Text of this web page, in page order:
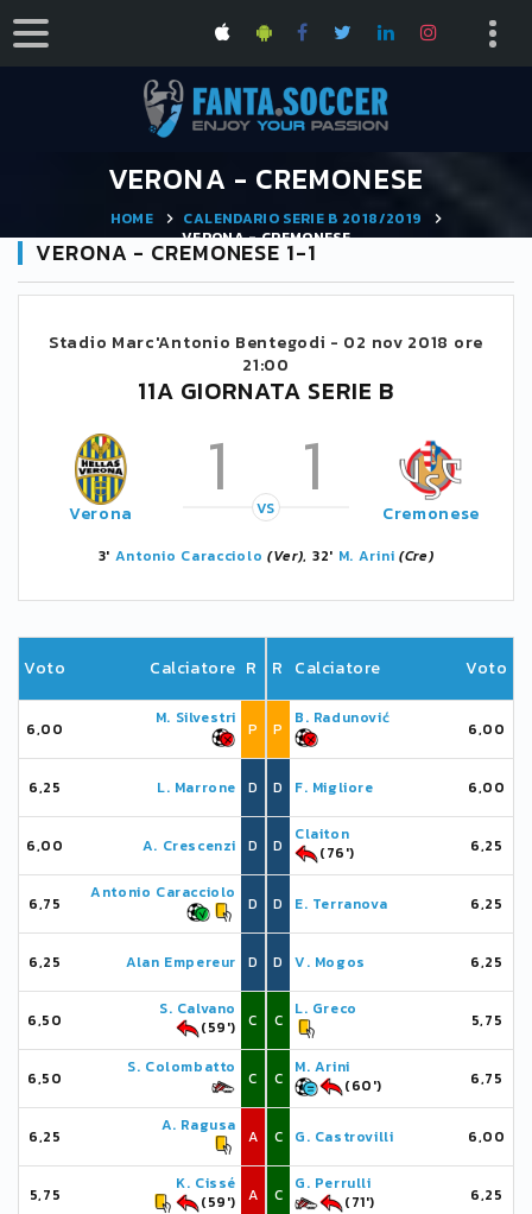
VERONA - CREMONESE
HOME
CALENDARIO SERIE B 2018/2019
VERONA - CREMONESE
VERONA - CREMONESE 1-1
Stadio Marc'Antonio Bentegodi - 02 nov 2018 ore
21:00
11A GIORNATA SERIE B
Verona 1 1
VS Cremonese
3' Antonio Caracciolo (Ver), 32' M. Arini (Cre)
Voto Calciatore R
6,00
M. Silvestri
P
6,25 L. Marrone D
6,00 A. Crescenzi D
6,75
Antonio Caracciolo
D
6,25 Alan Empereur D
6,50
S. Calvano
(59')
C
6,50
S. Colombatto
C
6,25
A. Ragusa
A
5,75
K. Cissé
(59')
A
R Calciatore Voto
P
B. Radunović
6,00
D F. Migliore 6,00
D
Claiton
(76')
6,25
D E. Terranova 6,25
D V. Mogos 6,25
C
L. Greco
5,75
C
M. Arini
(60')
6,75
C G. Castrovilli 6,00
C
G. Perrulli
(71')
6,25